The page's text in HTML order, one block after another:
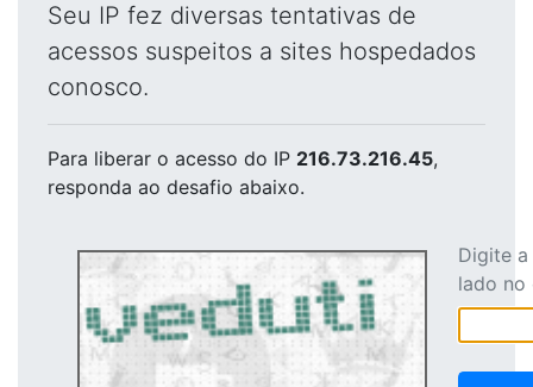
Seu IP fez diversas tentativas de
acessos suspeitos a sites hospedados
conosco.
Para liberar o acesso do IP 216.73.216.45,
responda ao desafio abaixo.
Digite
lado no